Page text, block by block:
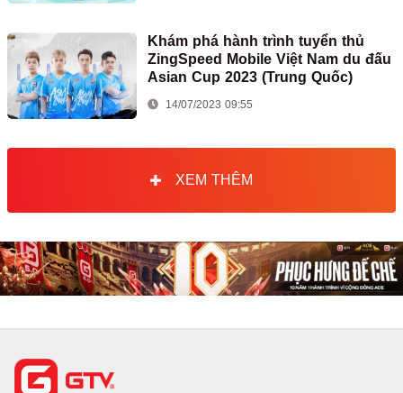
Khám phá hành trình tuyển thủ
ZingSpeed Mobile Việt Nam du đấu
Asian Cup 2023 (Trung Quốc)
14/07/2023 09:55
XEM THÊM